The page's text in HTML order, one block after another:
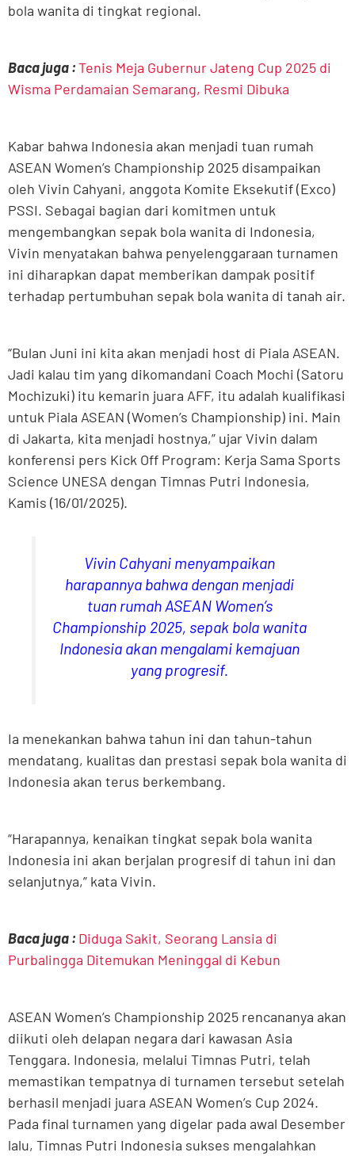
bola wanita di tingkat regional.
Baca juga :Tenis Meja Gubernur Jateng Cup 2025 di
Wisma Perdamaian Semarang, Resmi Dibuka
Kabar bahwa Indonesia akan menjadi tuan rumah
ASEAN Women’s Championship 2025 disampaikan
oleh Vivin Cahyani, anggota Komite Eksekutif (Exco)
PSSI. Sebagai bagian dari komitmen untuk
mengembangkan sepak bola wanita di Indonesia,
Vivin menyatakan bahwa penyelenggaraan turnamen
ini diharapkan dapat memberikan dampak positif
terhadap pertumbuhan sepak bola wanita di tanah air.
“Bulan Juni ini kita akan menjadi host di Piala ASEAN.
Jadi kalau tim yang dikomandani Coach Mochi (Satoru
Mochizuki) itu kemarin juara AFF, itu adalah kualifikasi
untuk Piala ASEAN (Women’s Championship) ini. Main
di Jakarta, kita menjadi hostnya,” ujar Vivin dalam
konferensi pers Kick Off Program: Kerja Sama Sports
Science UNESA dengan Timnas Putri Indonesia,
Kamis (16/01/2025).
Vivin Cahyani menyampaikan
harapannya bahwa dengan menjadi
tuan rumah ASEAN Women’s
Championship 2025, sepak bola wanita
Indonesia akan mengalami kemajuan
yang progresif.
Ia menekankan bahwa tahun ini dan tahun-tahun
mendatang, kualitas dan prestasi sepak bola wanita di
Indonesia akan terus berkembang.
“Harapannya, kenaikan tingkat sepak bola wanita
Indonesia ini akan berjalan progresif di tahun ini dan
selanjutnya,” kata Vivin.
Baca juga : Diduga Sakit, Seorang Lansia di
Purbalingga Ditemukan Meninggal di Kebun
ASEAN Women’s Championship 2025 rencananya akan
diikuti oleh delapan negara dari kawasan Asia
Tenggara. Indonesia, melalui Timnas Putri, telah
memastikan tempatnya di turnamen tersebut setelah
berhasil menjadi juara ASEAN Women’s Cup 2024.
Pada final turnamen yang digelar pada awal Desember
lalu, Timnas Putri Indonesia sukses mengalahkan